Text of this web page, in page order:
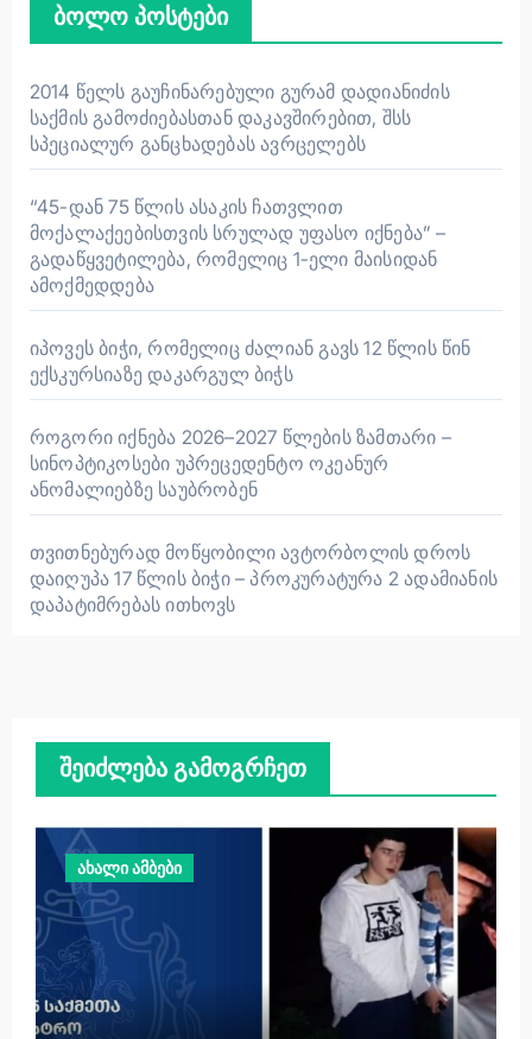
ბოლო პოსტები
2014 წელს გაუჩინარებული გურამ დადიანიძის
საქმის გამოძიებასთან დაკავშირებით, შსს
სპეციალურ განცხადებას ავრცელებს
“45-დან 75 წლის ასაკის ჩათვლით
მოქალაქეებისთვის სრულად უფასო იქნება” –
გადაწყვეტილება, რომელიც 1-ელი მაისიდან
ამოქმედდება
იპოვეს ბიჭი, რომელიც ძალიან გავს 12 წლის წინ
ექსკურსიაზე დაკარგულ ბიჭს
როგორი იქნება 2026–2027 წლების ზამთარი –
სინოპტიკოსები უპრეცედენტო ოკეანურ
ანომალიებზე საუბრობენ
თვითნებურად მოწყობილი ავტორბოლის დროს
დაიღუპა 17 წლის ბიჭი – პროკურატურა 2 ადამიანის
დაპატიმრებას ითხოვს
შეიძლება გამოგრჩეთ
ახალი ამბები